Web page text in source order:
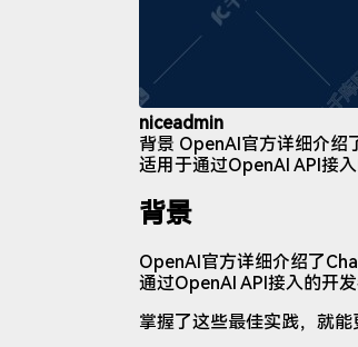
niceadmin
背景 OpenAI官方详细介绍
适用于通过OpenAI API接
背景
OpenAI官方详细介绍了
通过OpenAI API接入的开发
掌握了这些最佳实践，就能